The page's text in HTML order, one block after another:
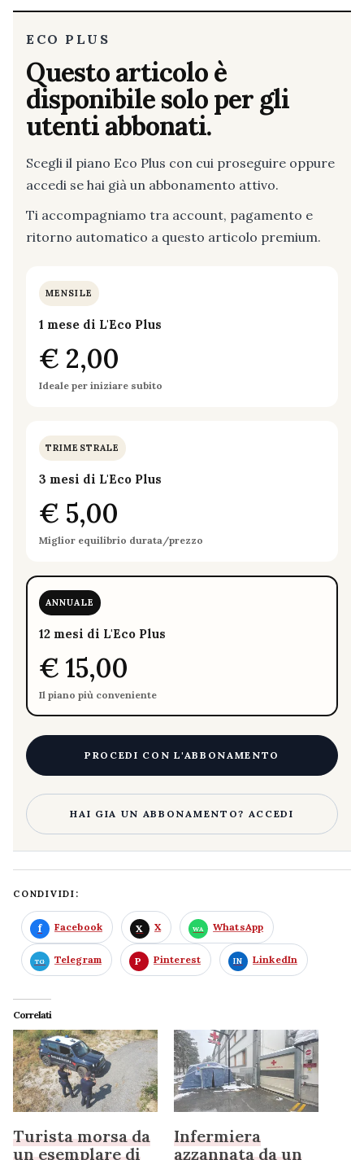
ECO PLUS
Questo articolo è
disponibile solo per gli
utenti abbonati.
Scegli il piano Eco Plus con cui proseguire oppure
accedi se hai già un abbonamento attivo.
Ti accompagniamo tra account, pagamento e
ritorno automatico a questo articolo premium.
MENSILE
1 mese di L'Eco Plus
€ 2,00
Ideale per iniziare subito
TRIMESTRALE
3 mesi di L'Eco Plus
€ 5,00
Miglior equilibrio durata/prezzo
ANNUALE
12 mesi di L'Eco Plus
€ 15,00
Il piano più conveniente
PROCEDI CON L'ABBONAMENTO
HAI GIA UN ABBONAMENTO? ACCEDI
CONDIVIDI:
Facebook X WhatsApp
Telegram Pinterest LinkedIn
Correlati
Turista morsa da
un esemplare di
Infermiera
azzannata da un